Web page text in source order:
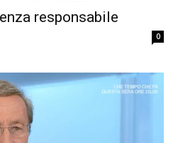
responsabile
0